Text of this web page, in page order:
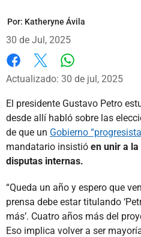
Por: Katheryne Ávila
30 de Jul, 2025
Facebook
X
Actualizado: 30 de jul, 2025
El presidente Gustavo Petro
desde allí habló sobre las
de que un Gobierno
mandatario insistió en unir a
disputas internas.
“Queda un año y espero que
prensa debe estar titulando
más’. Cuatro años más del
Eso implica volver a ser